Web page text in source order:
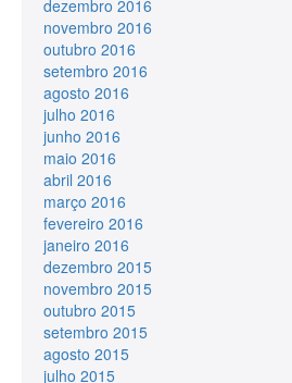
dezembro 2016
novembro 2016
outubro 2016
setembro 2016
agosto 2016
julho 2016
junho 2016
maio 2016
abril 2016
março 2016
fevereiro 2016
janeiro 2016
dezembro 2015
novembro 2015
outubro 2015
setembro 2015
agosto 2015
julho 2015